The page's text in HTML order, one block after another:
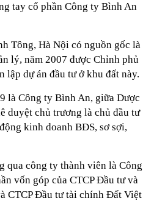
tay cổ phần Công ty Bình An
Tông, Hà Nội có nguồn gốc là
lý, năm 2007 được Chỉnh phủ
dự án đầu tư ở khu đất này.
là Công ty Bình An, giữa Dược
duyệt chủ trương là chủ đầu tư
kinh doanh BĐS, sơ sợi,
qua công ty thành viên là Công
vốn góp của CTCP Đầu tư và
CTCP Đầu tư tài chính Đất Việt